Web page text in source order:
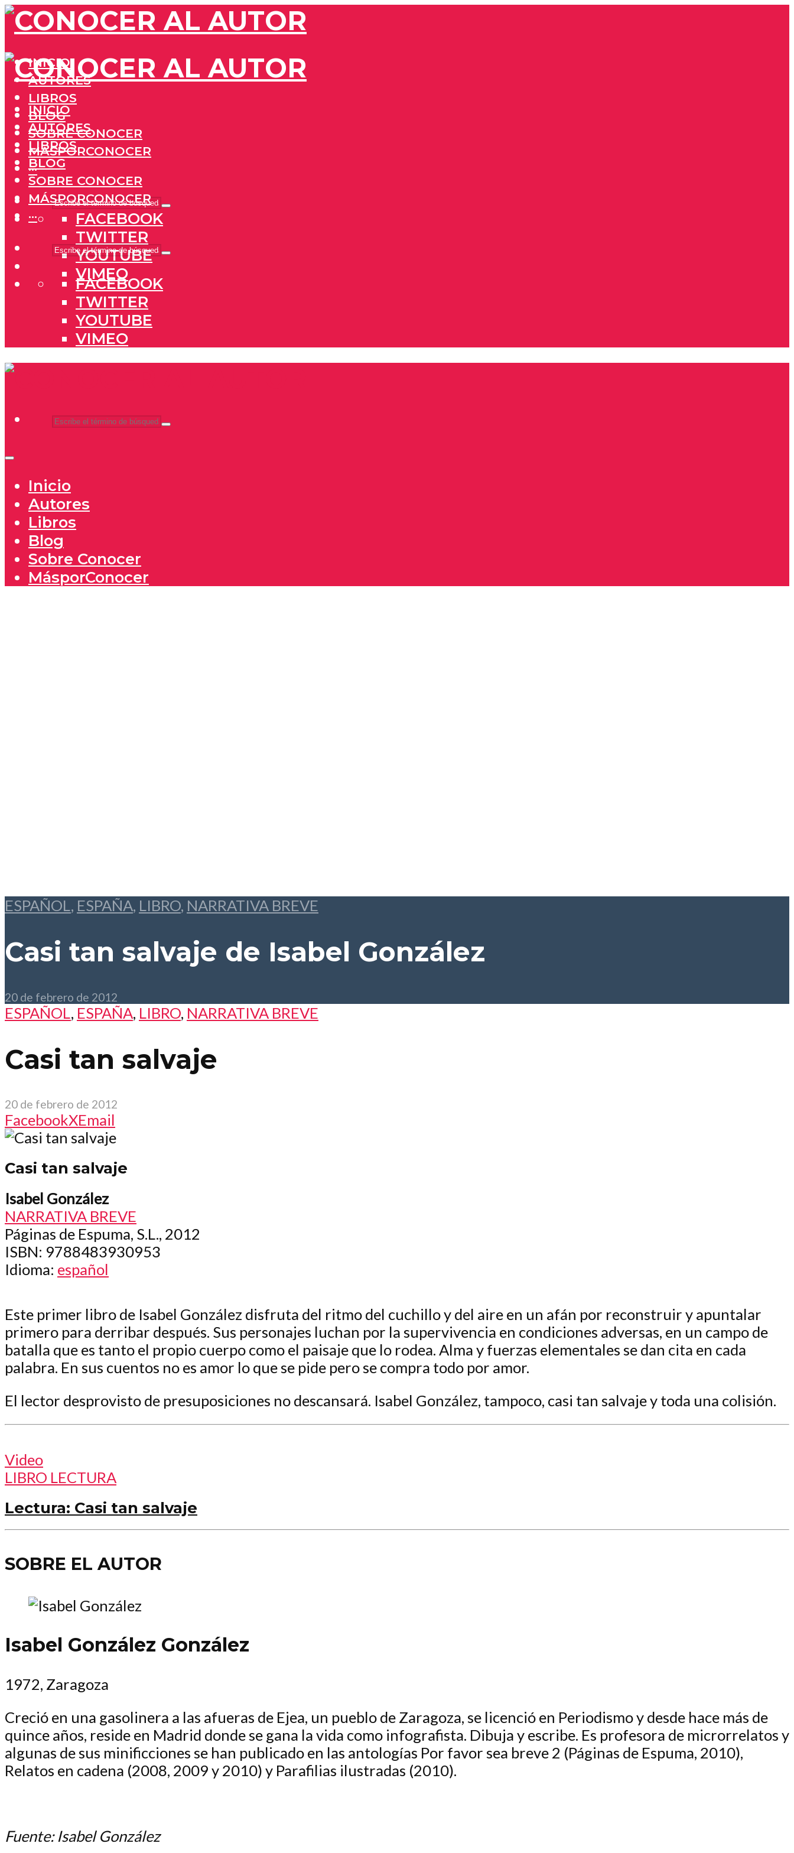
INICIO
AUTORES
LIBROS
BLOG
SOBRE CONOCER
MÁSPORCONOCER
···
FACEBOOK
TWITTER
YOUTUBE
VIMEO
INICIO
AUTORES
LIBROS
BLOG
SOBRE CONOCER
MÁSPORCONOCER
···
FACEBOOK
TWITTER
YOUTUBE
VIMEO
Inicio
Autores
Libros
Blog
Sobre Conocer
MásporConocer
ESPAÑOL, ESPAÑA, LIBRO, NARRATIVA BREVE
Casi tan salvaje de Isabel González
20 de febrero de 2012
ESPAÑOL , ESPAÑA, LIBRO, NARRATIVA BREVE
Casi tan salvaje
20 de febrero de 2012
FacebookXEmail
Casi tan salvaje
Isabel González
NARRATIVA BREVE
Páginas de Espuma, S.L., 2012
ISBN: 9788483930953
Idioma: español
Este primer libro de Isabel González disfruta del ritmo del cuchillo y del aire en un afán por reconstruir y apuntalar
primero para derribar después. Sus personajes luchan por la supervivencia en condiciones adversas, en un campo de
batalla que es tanto el propio cuerpo como el paisaje que lo rodea. Alma y fuerzas elementales se dan cita en cada
palabra. En sus cuentos no es amor lo que se pide pero se compra todo por amor.
El lector desprovisto de presuposiciones no descansará. Isabel González, tampoco, casi tan salvaje y toda una colisión.
Video
LIBRO LECTURA
Lectura: Casi tan salvaje
SOBRE EL AUTOR
Isabel González González
1972, Zaragoza
Creció en una gasolinera a las afueras de Ejea, un pueblo de Zaragoza, se licenció en Periodismo y desde hace más de
quince años, reside en Madrid donde se gana la vida como infografista. Dibuja y escribe. Es profesora de microrrelatos y
algunas de sus minificciones se han publicado en las antologías Por favor sea breve 2 (Páginas de Espuma, 2010),
Relatos en cadena (2008, 2009 y 2010) y Parafilias ilustradas (2010).
Fuente: Isabel González